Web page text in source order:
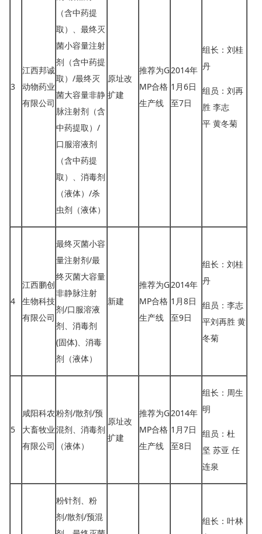
3
江西邦诚
动物药业
有限公司
（含中药提
取）、最终灭
菌小容量注射
剂（含中药提
取）/最终灭
菌大容量非静
脉注射剂（含
中药提取）/
口服溶液剂
（含中药提
取）、消毒剂
（液体）/杀
虫剂（液体）
原址改
扩建
推荐为G
MP合格
生产线
2014年
1月6日
至7日
组长：刘桂
丹
组员：刘再
胜 李志
平 黄冬菊
4
江西鹏创
生物科技
有限公司
最终灭菌小容
量注射剂/最
终灭菌大容量
非静脉注射
剂/口服溶液
剂、消毒剂
(固体)、消毒
剂（液体）
新建
推荐为G
MP合格
生产线
2014年
1月8日
至9日
组长：刘桂
丹
组员：李志
平刘再胜 黄
冬菊
5
咸阳科农
大畜牧业
有限公司
粉剂/散剂/预
混剂、消毒剂
（液体）
原址改
扩建
推荐为G
MP合格
生产线
2014年
1月7日
至8日
组长：周生
明
组员：杜
坚 苏亚 任
连泉
粉针剂、粉
剂/散剂/预混
组长：叶林